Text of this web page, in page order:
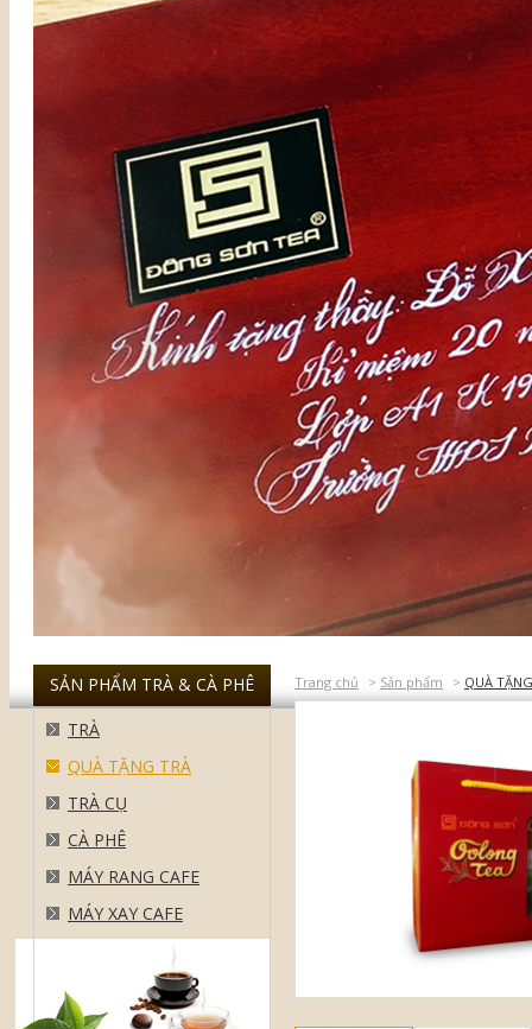
SẢN PHẨM TRÀ & CÀ PHÊ
TRÀ
QUÀ TẶNG TRÀ
TRÀ CỤ
CÀ PHÊ
MÁY RANG CAFE
MÁY XAY CAFE
Trang chủ > Sản phẩm > QUÀ